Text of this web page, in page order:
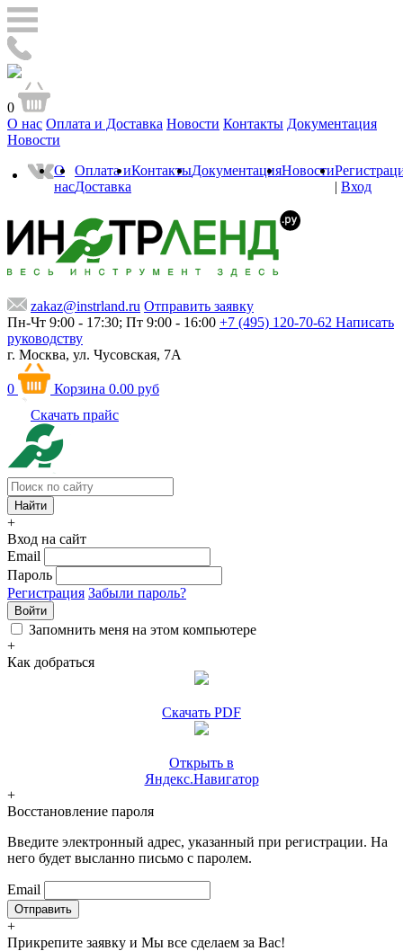
0
О нас Оплата и Доставка Новости Контакты Документация
Новости
О
нас
Оплата и
Доставка
КонтактыДокументацияНовости
| Вход
zakaz@instrland.ru Отправить заявку
Пн-Чт 9:00 - 17:30; Пт 9:00 - 16:00 +7 (495) 120-70-62 Написать
руководству
г. Москва, ул. Чусовская, 7А
0 Корзина 0.00 руб
Скачать прайс
+
Вход на сайт
Email
Пароль
Регистрация Забыли пароль?
Войти
Запомнить меня на этом компьютере
+
Как добраться
Скачать PDF
Открыть в
Яндекс.Навигатор
+
Восстановление пароля
Введите электронный адрес, указанный при регистрации. На
него будет высланно письмо с паролем.
Email
+
Прикрепите заявку и Мы все сделаем за Вас!